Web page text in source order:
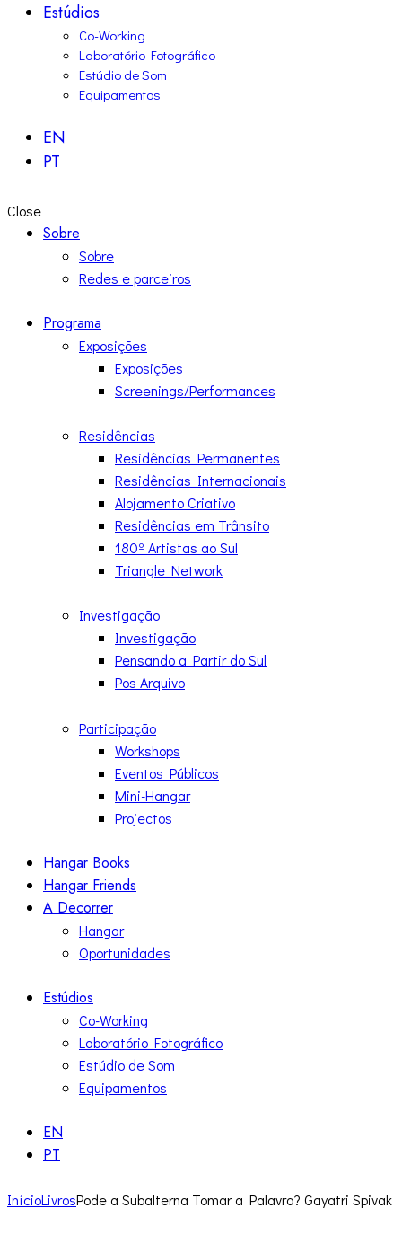
Estúdios
Co-Working
Laboratório Fotográfico
Estúdio de Som
Equipamentos
EN
PT
Close
Sobre
Sobre
Redes e parceiros
Programa
Exposições
Exposições
Screenings/Performances
Residências
Residências Permanentes
Residências Internacionais
Alojamento Criativo
Residências em Trânsito
180º Artistas ao Sul
Triangle Network
Investigação
Investigação
Pensando a Partir do Sul
Pos Arquivo
Participação
Workshops
Eventos Públicos
Mini-Hangar
Projectos
Hangar Books
Hangar Friends
A Decorrer
Hangar
Oportunidades
Estúdios
Co-Working
Laboratório Fotográfico
Estúdio de Som
Equipamentos
EN
PT
InícioLivrosPode a Subalterna Tomar a Palavra? Gayatri Spivak